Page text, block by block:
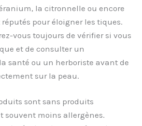
la citronnelle ou encore
pour éloigner les tiques.
vous toujours de vérifier si vous
et de consulter un
santé ou un herboriste avant de
sur la peau.
sont sans produits
souvent moins allergènes.